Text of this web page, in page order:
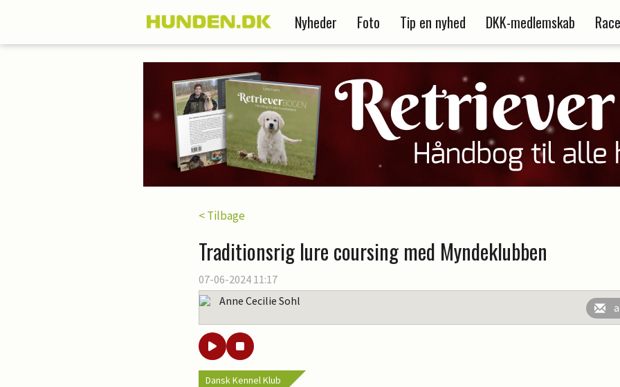
Nyheder Foto Tip en nyhed DKK-medlemskab
< Tilbage
Traditionsrig lure coursing med Myndeklubben
07-06-2024 11:17
Anne Cecilie Sohl
Dansk Kennel Klub